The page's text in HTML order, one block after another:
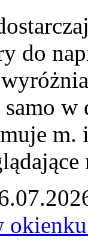
do
w
m.